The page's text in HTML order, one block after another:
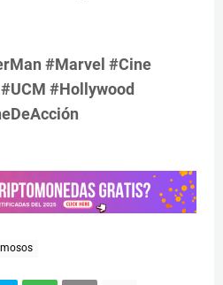
#Marvel #Cine
#Hollywood